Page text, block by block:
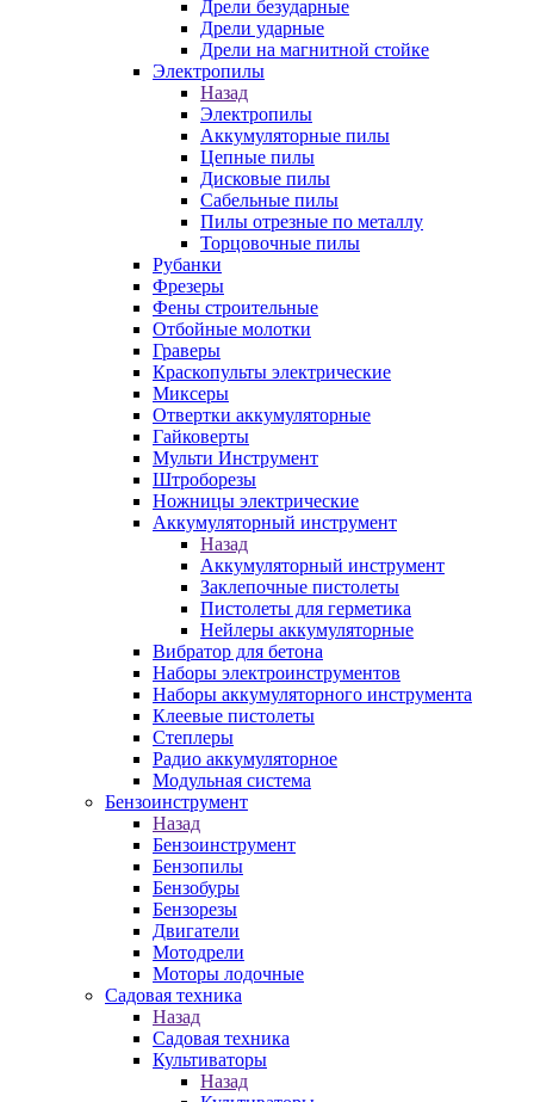
Дрели безударные
Дрели ударные
Дрели на магнитной стойке
Электропилы
Назад
Электропилы
Аккумуляторные пилы
Цепные пилы
Дисковые пилы
Сабельные пилы
Пилы отрезные по металлу
Торцовочные пилы
Рубанки
Фрезеры
Фены строительные
Отбойные молотки
Граверы
Краскопульты электрические
Миксеры
Отвертки аккумуляторные
Гайковерты
Мульти Инструмент
Штроборезы
Ножницы электрические
Аккумуляторный инструмент
Назад
Аккумуляторный инструмент
Заклепочные пистолеты
Пистолеты для герметика
Нейлеры аккумуляторные
Вибратор для бетона
Наборы электроинструментов
Наборы аккумуляторного инструмента
Клеевые пистолеты
Степлеры
Радио аккумуляторное
Модульная система
Бензоинструмент
Назад
Бензоинструмент
Бензопилы
Бензобуры
Бензорезы
Двигатели
Мотодрели
Моторы лодочные
Садовая техника
Назад
Садовая техника
Культиваторы
Назад